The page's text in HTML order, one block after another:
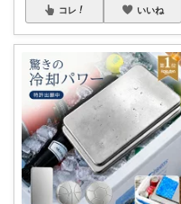
コレ いいね